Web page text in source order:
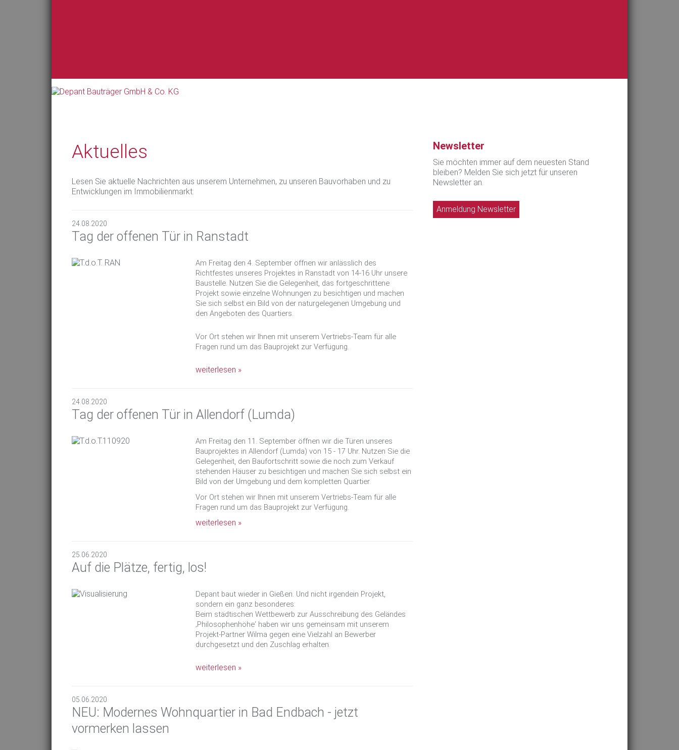
Aktuelles
Lesen Sie aktuelle Nachrichten aus unserem Unternehmen, zu unseren Bauvorhaben und zu
Entwicklungen im Immobilienmarkt:
24.08.2020
Tag der offenen Tür in Ranstadt
Am Freitag den 4. September öffnen wir anlässlich des
Richtfestes unseres Projektes in Ranstadt von 14-16 Uhr unsere
Baustelle. Nutzen Sie die Gelegenheit, das fortgeschrittene
Projekt sowie einzelne Wohnungen zu besichtigen und machen
Sie sich selbst ein Bild von der naturgelegenen Umgebung und
den Angeboten des Quartiers.
Vor Ort stehen wir Ihnen mit unserem Vertriebs-Team für alle
Fragen rund um das Bauprojekt zur Verfügung.
weiterlesen »
24.08.2020
Tag der offenen Tür in Allendorf (Lumda)
Am Freitag den 11. September öffnen wir die Türen unseres
Bauprojektes in Allendorf (Lumda) von 15 - 17 Uhr. Nutzen Sie die
Gelegenheit, den Baufortschritt sowie die noch zum Verkauf
stehenden Häuser zu besichtigen und machen Sie sich selbst ein
Bild von der Umgebung und dem kompletten Quartier.
Vor Ort stehen wir Ihnen mit unserem Vertriebs-Team für alle
Fragen rund um das Bauprojekt zur Verfügung.
weiterlesen »
25.06.2020
Auf die Plätze, fertig, los!
Depant baut wieder in Gießen. Und nicht irgendein Projekt,
sondern ein ganz besonderes:
Beim städtischen Wettbewerb zur Ausschreibung des Geländes
‚Philosophenhöhe‘ haben wir uns gemeinsam mit unserem
Projekt-Partner Wilma gegen eine Vielzahl an Bewerber
durchgesetzt und den Zuschlag erhalten.
weiterlesen »
05.06.2020
NEU: Modernes Wohnquartier in Bad Endbach - jetzt
vormerken lassen
Newsletter
Sie möchten immer auf dem neuesten Stand
bleiben? Melden Sie sich jetzt für unseren
Newsletter an.
Anmeldung Newsletter